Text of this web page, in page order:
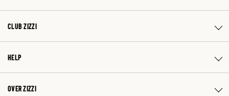
CLUB ZIZZI
HELP
OVER ZIZZI